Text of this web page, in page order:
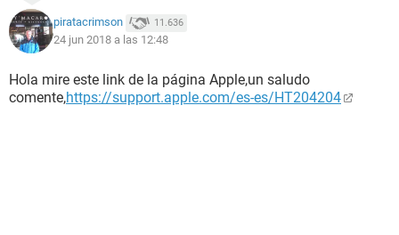
piratacrimson 11.636
24 jun 2018 a las 12:48
Hola mire este link de la página Apple,un saludo
comente,https://support.apple.com/es-es/HT204204